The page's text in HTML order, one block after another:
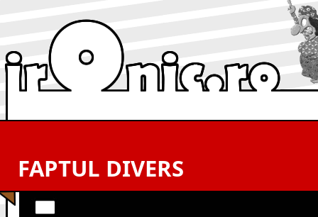
FAPTUL DIVERS